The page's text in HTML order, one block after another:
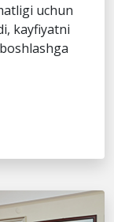
uchun
kayfiyatni